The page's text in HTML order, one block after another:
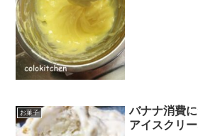
お菓子
バナナ消費
アイスクリ